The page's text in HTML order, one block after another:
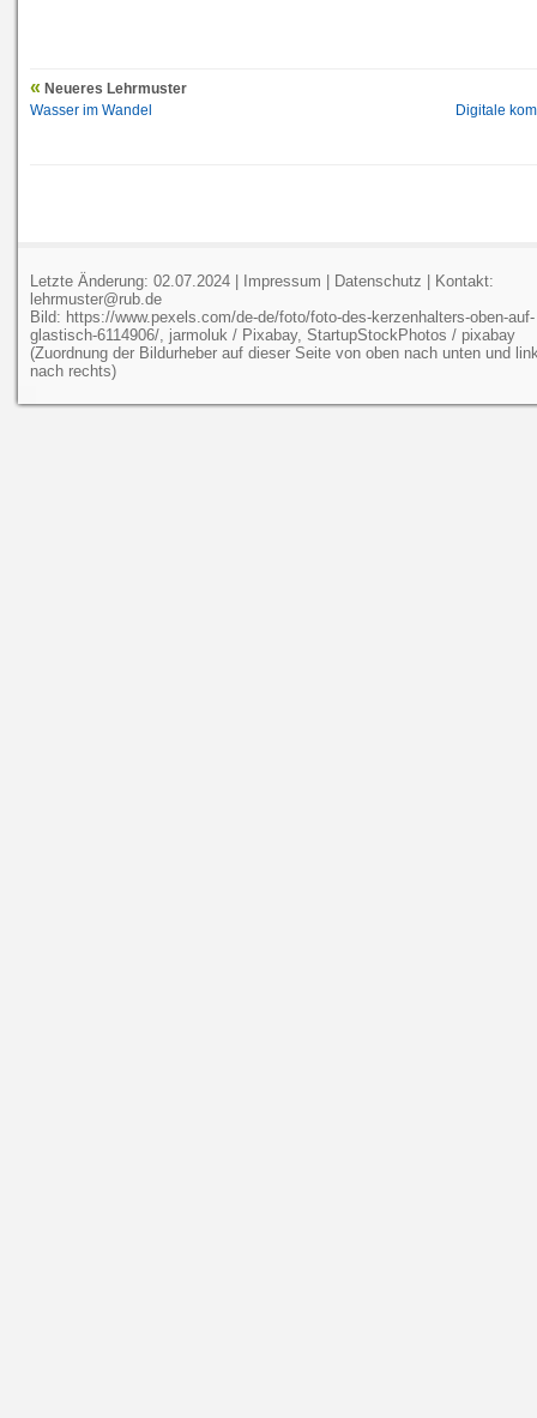
Digitale
Neueres Lehrmuster
Wasser im Wandel
Letzte Änderung: 02.07.2024 | Impressum | Datenschutz | Kontakt:
lehrmuster@rub.de
Bild: https://www.pexels.com/de-de/foto/foto-des-kerzenhalters-oben-auf-
glastisch-6114906/, jarmoluk / Pixabay, StartupStockPhotos / pixabay
(Zuordnung der Bildurheber auf dieser Seite von oben nach unten und
nach rechts)